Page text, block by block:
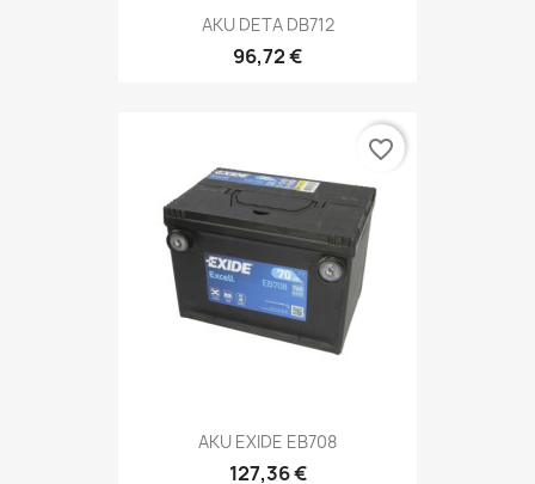
AKU DETA DB712
96,72 €
AKU EXIDE EB708
127,36 €
favorite_border